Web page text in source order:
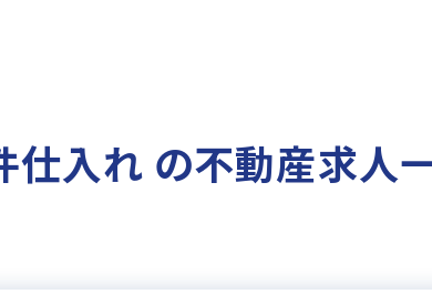
仕入れ の不動産求人